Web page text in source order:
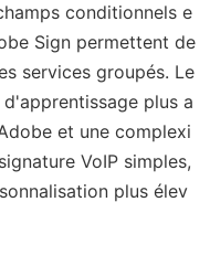
conditionnels e
Sign permettent de
services groupés. Le
plus a
et une complexi
VoIP simples,
plus élev